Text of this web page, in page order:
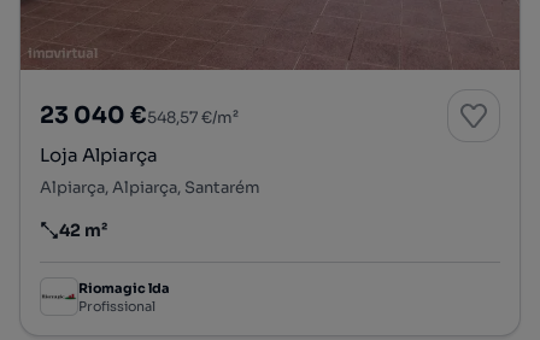
23 040 €548,57 €/m²
Loja Alpiarça
Alpiarça, Alpiarça, Santarém
Preço por metro quadrado
42 m²
Riomagic lda
Profissional